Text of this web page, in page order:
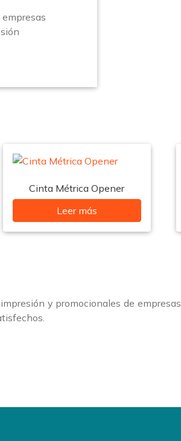
Cinta Métrica Opener
Leer más
y promocionales de